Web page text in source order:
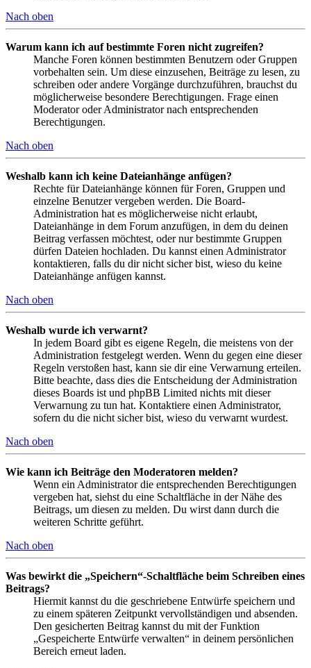
Nach oben
Warum kann ich auf bestimmte Foren nicht zugreifen?
Manche Foren können bestimmten Benutzern oder Gruppen
vorbehalten sein. Um diese einzusehen, Beiträge zu lesen, zu
schreiben oder andere Vorgänge durchzuführen, brauchst du
möglicherweise besondere Berechtigungen. Frage einen
Moderator oder Administrator nach entsprechenden
Berechtigungen.
Nach oben
Weshalb kann ich keine Dateianhänge anfügen?
Rechte für Dateianhänge können für Foren, Gruppen und
einzelne Benutzer vergeben werden. Die Board-
Administration hat es möglicherweise nicht erlaubt,
Dateianhänge in dem Forum anzufügen, in dem du deinen
Beitrag verfassen möchtest, oder nur bestimmte Gruppen
dürfen Dateien hochladen. Du kannst einen Administrator
kontaktieren, falls du dir nicht sicher bist, wieso du keine
Dateianhänge anfügen kannst.
Nach oben
Weshalb wurde ich verwarnt?
In jedem Board gibt es eigene Regeln, die meistens von der
Administration festgelegt werden. Wenn du gegen eine dieser
Regeln verstoßen hast, kann sie dir eine Verwarnung erteilen.
Bitte beachte, dass dies die Entscheidung der Administration
dieses Boards ist und phpBB Limited nichts mit dieser
Verwarnung zu tun hat. Kontaktiere einen Administrator,
sofern du die nicht sicher bist, wieso du verwarnt wurdest.
Nach oben
Wie kann ich Beiträge den Moderatoren melden?
Wenn ein Administrator die entsprechenden Berechtigungen
vergeben hat, siehst du eine Schaltfläche in der Nähe des
Beitrags, um diesen zu melden. Du wirst dann durch die
weiteren Schritte geführt.
Nach oben
Was bewirkt die „Speichern“-Schaltfläche beim Schreiben eines
Beitrags?
Hiermit kannst du die geschriebene Entwürfe speichern und
zu einem späteren Zeitpunkt vervollständigen und absenden.
Den gesicherten Beitrag kannst du mit der Funktion
„Gespeicherte Entwürfe verwalten“ in deinem persönlichen
Bereich erneut laden.